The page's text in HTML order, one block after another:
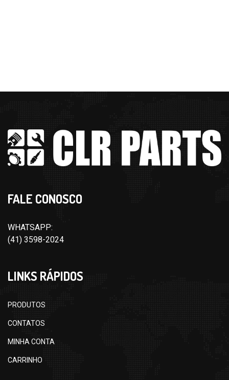
FALE CONOSCO
WHATSAPP:
(41) 3598-2024
LINKS RÁPIDOS
PRODUTOS
CONTATOS
MINHA CONTA
CARRINHO